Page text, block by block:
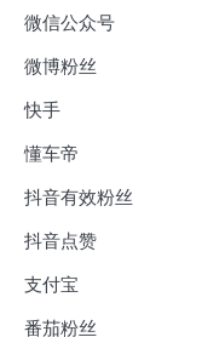
微信公众号
微博粉丝
快手
懂车帝
抖音有效粉丝
抖音点赞
支付宝
番茄粉丝